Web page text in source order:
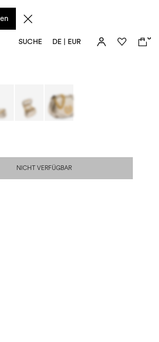
Anfragen sowie mögliche Versandverzögerungen
SUCHE DE | EUR
0
NICHT VERFÜGBAR